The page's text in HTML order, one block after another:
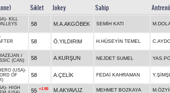
Sıklet Jokey Sahip
- KILL
58 M.A.AKGÖBEK SEMİH KATI
-
58 Ö.YILDIRIM H.HÜSEYİN TEMEL
/
(CAN)
58 A.KURŞUN NEJDET SUMEL
(USA)-
OF
58 A.ÇELİK FEDAİ KAHRAMAN
- HIGH
55 +1.90 M.AKYAVUZ MEHMET BOZKAYA